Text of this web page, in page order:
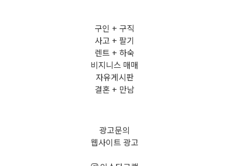
구인 + 구직
사고 + 팔기
렌트 + 하숙
비지니스 매매
자유게시판
결혼 + 만남
광고문의
웹사이트 광고